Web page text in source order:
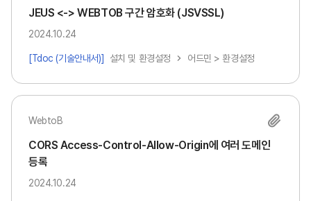
JEUS <-> WEBTOB 구간 암호화 (JSVSSL)
2024.10.24
[Tdoc (기술안내서)] 설치 및 환경설정 어드민 > 환경설정
WebtoB
CORS Access-Control-Allow-Origin에 여러 도메인
등록
2024.10.24